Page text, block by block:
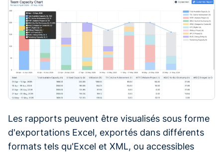
Les rapports peuvent être visualisés sous forme
d'exportations Excel, exportés dans différents
formats tels qu'Excel et XML, ou accessibles